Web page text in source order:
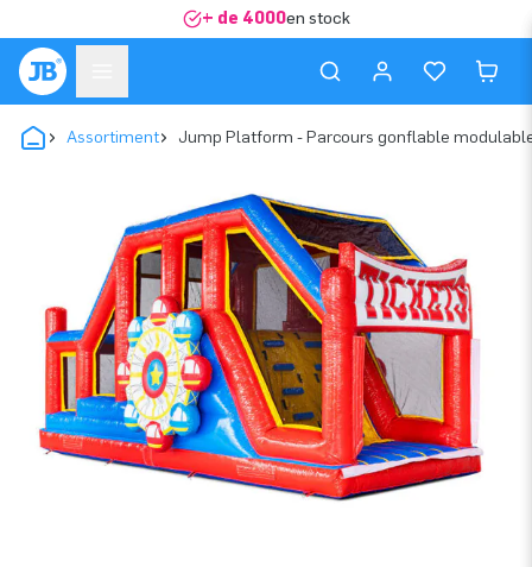
+ de 4000en stock
Assortiment Jump Platform - Parcours gonflable